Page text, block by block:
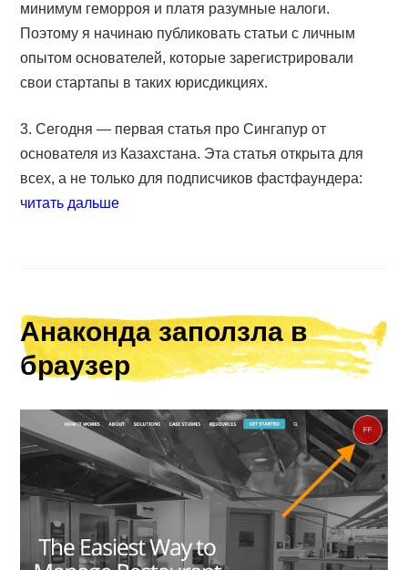
минимум геморроя и платя разумные налоги.
Поэтому я начинаю публиковать статьи с личным
опытом основателей, которые зарегистрировали
свои стартапы в таких юрисдикциях.
3. Сегодня — первая статья про Сингапур от
основателя из Казахстана. Эта статья открыта для
всех, а не только для подписчиков фастфаундера:
читать дальше
Анаконда заползла в
браузер